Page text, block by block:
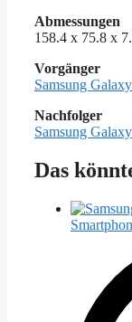
Abmessungen
158.4 x 75.8 x
Vorgänger
Samsung
Nachfolger
Samsung
Das